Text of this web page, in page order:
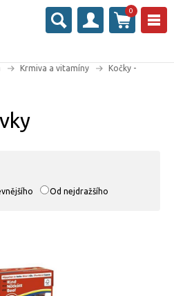
0
Krmiva a vitamíny
Kočky -
Od nejdražšího